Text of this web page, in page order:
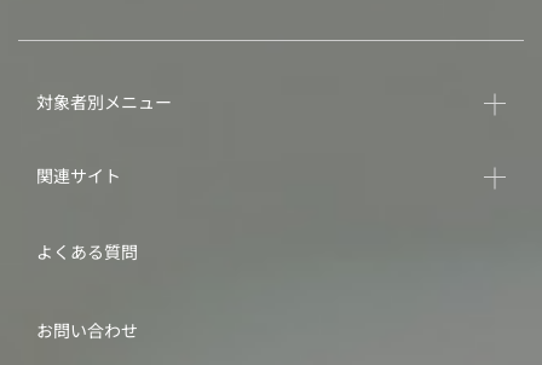
対象者別メニュー
関連サイト
よくある質問
お問い合わせ